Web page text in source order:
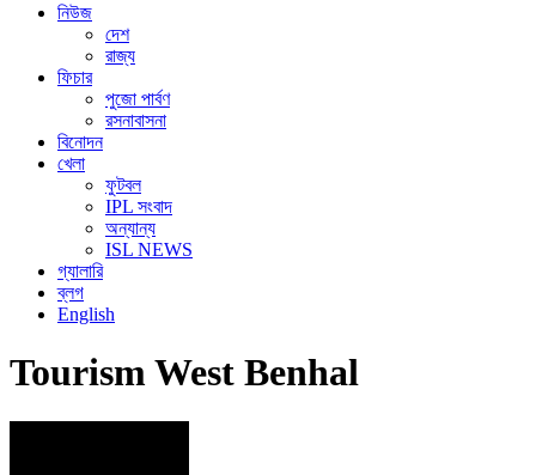
নিউজ
দেশ
রাজ্য
ফিচার
পুজো পার্বণ
রসনাবাসনা
বিনোদন
খেলা
ফুটবল
IPL সংবাদ
অন্যান্য
ISL NEWS
গ্যালারি
ব্লগ
English
Tourism West Benhal